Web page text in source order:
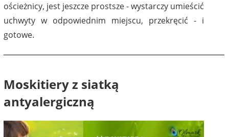
ościeżnicy, jest jeszcze prostsze - wystarczy umieścić
uchwyty w odpowiednim miejscu, przekręcić - i
gotowe.
Moskitiery z siatką
antyalergiczną